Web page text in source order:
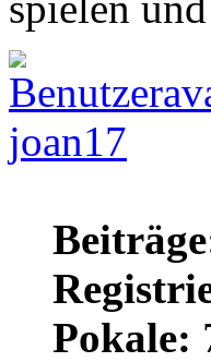
joan17
Pokale: